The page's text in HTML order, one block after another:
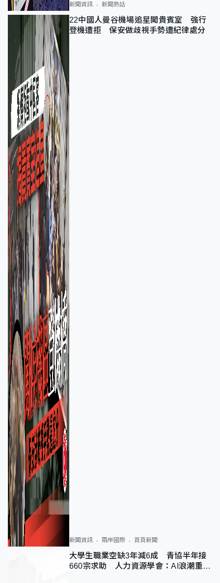
新聞資訊 新聞熱話
22中國人曼谷機場追星闖貴賓室 強行
登機遭拒 保安做歧視手勢遭紀律處分
新聞資訊 兩岸國際 首頁新聞
大學生職業空缺3年減6成 青協半年接
660宗求助 人力資源學會：AI浪潮重整